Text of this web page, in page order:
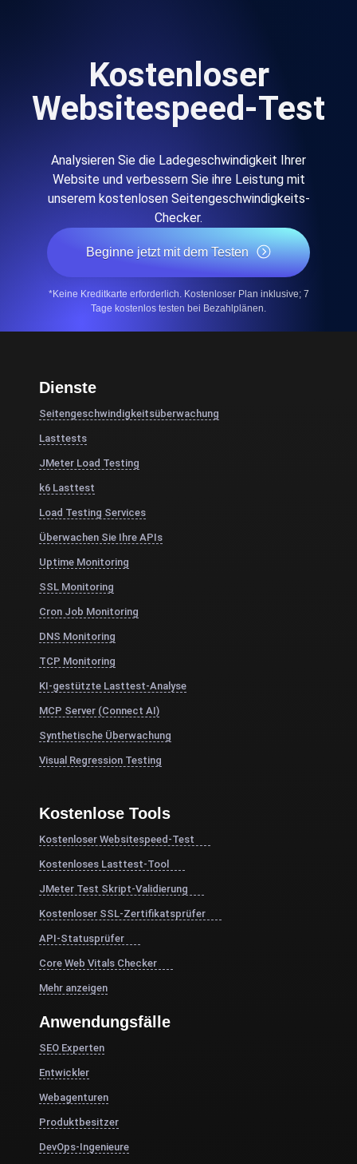
Kostenloser
Websitespeed-Test
Analysieren Sie die Ladegeschwindigkeit Ihrer
Website und verbessern Sie ihre Leistung mit
unserem kostenlosen Seitengeschwindigkeits-
Checker.
Beginne jetzt mit dem Testen
*Keine Kreditkarte erforderlich. Kostenloser Plan inklusive; 7
Tage kostenlos testen bei Bezahlplänen.
Dienste
Seitengeschwindigkeitsüberwachung
Lasttests
JMeter Load Testing
k6 Lasttest
Load Testing Services
Überwachen Sie Ihre APIs
Uptime Monitoring
SSL Monitoring
Cron Job Monitoring
DNS Monitoring
TCP Monitoring
KI-gestützte Lasttest-Analyse
MCP Server (Connect AI)
Synthetische Überwachung
Visual Regression Testing
Kostenlose Tools
Kostenloser Websitespeed-Test
Kostenloses Lasttest-Tool
JMeter Test Skript-Validierung
Kostenloser SSL-Zertifikatsprüfer
API-Statusprüfer
Core Web Vitals Checker
Mehr anzeigen
Anwendungsfälle
SEO Experten
Entwickler
Webagenturen
Produktbesitzer
DevOps-Ingenieure